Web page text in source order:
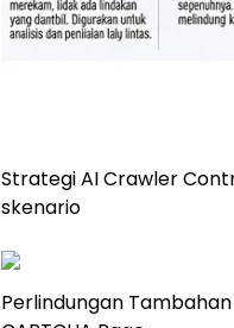
Strategi AI Crawler
skenario
Perlindungan